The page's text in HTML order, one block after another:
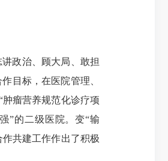
政治、顾大局、敢担
目标，在医院管理、
瘤营养规范化诊疗项
”的二级医院。变“输
共建工作作出了积极